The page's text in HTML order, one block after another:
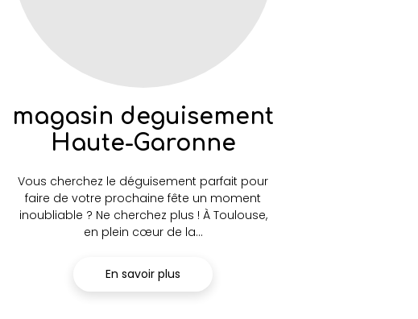
magasin deguisement
Haute-Garonne
Vous cherchez le déguisement parfait pour
faire de votre prochaine fête un moment
inoubliable ? Ne cherchez plus ! À Toulouse,
en plein cœur de la...
En savoir plus